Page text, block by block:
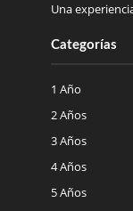
Una
Categorías
1 Año
2 Años
3 Años
4 Años
5 Años